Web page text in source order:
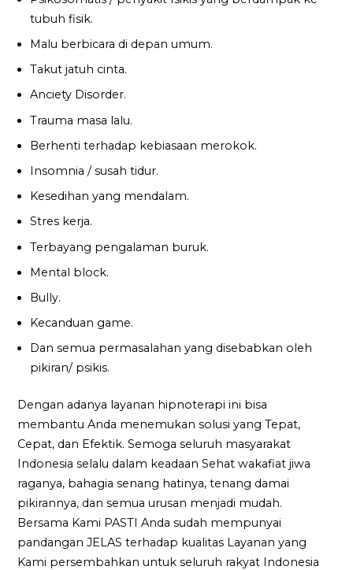
tubuh fisik.
Malu berbicara di depan umum.
Takut jatuh cinta.
Anciety Disorder.
Trauma masa lalu.
Berhenti terhadap kebiasaan merokok.
Insomnia / susah tidur.
Kesedihan yang mendalam.
Stres kerja.
Terbayang pengalaman buruk.
Mental block.
Bully.
Kecanduan game.
Dan semua permasalahan yang disebabkan oleh
pikiran/ psikis.
Dengan adanya layanan hipnoterapi ini bisa
membantu Anda menemukan solusi yang Tepat,
Cepat, dan Efektik. Semoga seluruh masyarakat
Indonesia selalu dalam keadaan Sehat wakafiat jiwa
raganya, bahagia senang hatinya, tenang damai
pikirannya, dan semua urusan menjadi mudah.
Bersama Kami PASTI Anda sudah mempunyai
pandangan JELAS terhadap kualitas Layanan yang
Kami persembahkan untuk seluruh rakyat Indonesia